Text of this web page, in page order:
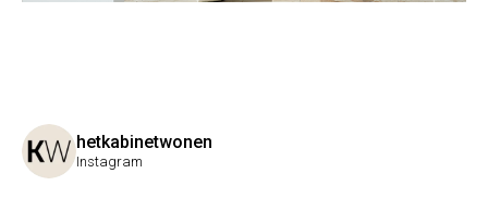
hetkabinetwonen
Instagram